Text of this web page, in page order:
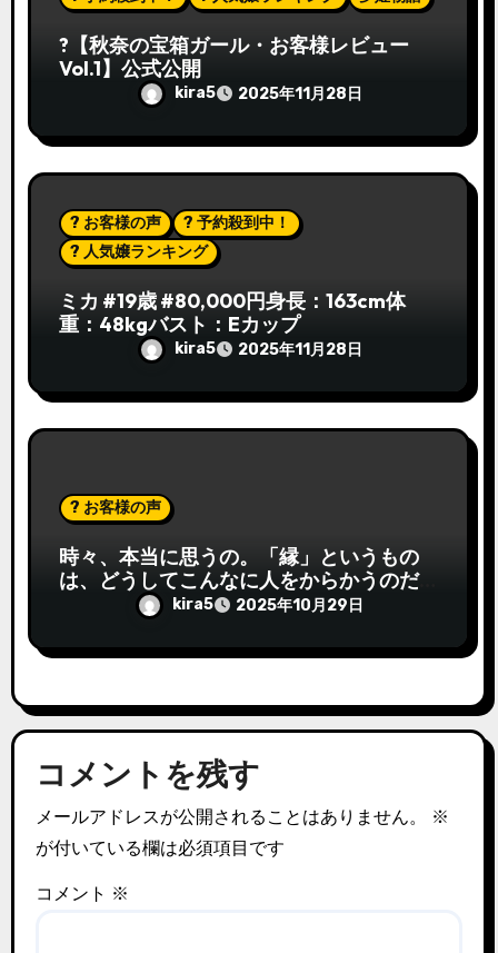
?【秋奈の宝箱ガール・お客様レビュー
Vol.1】公式公開
kira5 2025年11月28日
? お客様の声
? 予約殺到中！
? 人気嬢ランキング
ミカ #19歳 #80,000円身長：163cm体
重：48kgバスト：Eカップ
kira5 2025年11月28日
? お客様の声
時々、本当に思うの。「縁」というもの
は、どうしてこんなに人をからかうのだ
ろうって
kira5 2025年10月29日
コメントを残す
メールアドレスが公開されることはありません。
※
が付いている欄は必須項目です
コメント ※